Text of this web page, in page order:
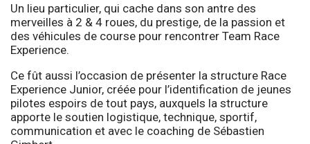
Un lieu particulier, qui cache dans son antre des
merveilles à 2 & 4 roues, du prestige, de la passion et
des véhicules de course pour rencontrer Team Race
Experience.
Ce fût aussi l’occasion de présenter la structure Race
Experience Junior, créée pour l’identification de jeunes
pilotes espoirs de tout pays, auxquels la structure
apporte le soutien logistique, technique, sportif,
communication et avec le coaching de Sébastien